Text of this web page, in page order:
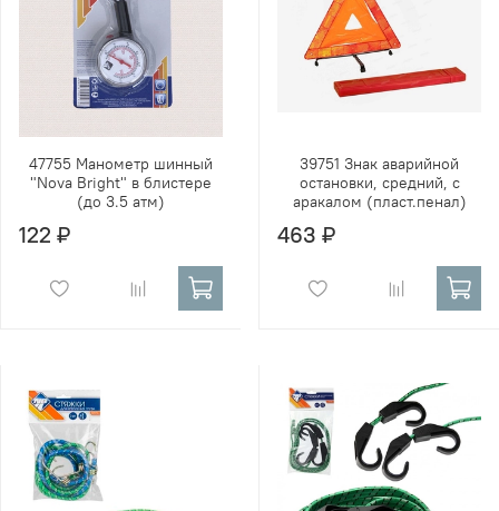
47755 Манометр шинный
"Nova Bright" в блистере
(до 3.5 атм)
122 ₽
39751 Знак аварийной
остановки, средний, с
аракалом (пласт.пенал)
463 ₽